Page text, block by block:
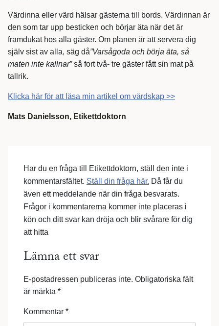
Värdinna eller värd hälsar gästerna till bords. Värdinnan är
den som tar upp besticken och börjar äta när det är
framdukat hos alla gäster. Om planen är att servera dig
själv sist av alla, säg då”Varsågoda och börja äta, så
maten inte kallnar”så fort två- tre gäster fått sin mat på
tallrik.
Klicka här för att läsa min artikel om värdskap >>
Mats Danielsson, Etikettdoktorn
Har du en fråga till Etikettdoktorn, ställ den inte i
kommentarsfältet. Ställ din fråga här. Då får du
även ett meddelande när din fråga besvarats.
Frågor i kommentarerna kommer inte placeras i
kön och ditt svar kan dröja och blir svårare för dig
att hitta
Lämna ett svar
E-postadressen publiceras inte. Obligatoriska fält
är märkta *
Kommentar *